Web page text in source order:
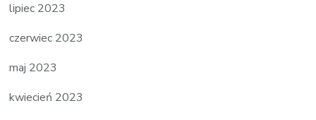
lipiec 2023
czerwiec 2023
maj 2023
kwiecień 2023